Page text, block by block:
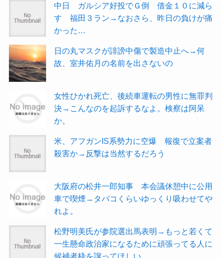
中日 ガルシア好投でＧ倒 借金１０に減ら
す 福田３ラン→なおさら、昨日の負けが痛
かった…
日の丸マスクが誹謗中傷で製造中止へ→何
故、室井佑月の名前を出さないの
女性ひかれ死亡、後続車運転の男性に無罪判
決→こんなのを起訴するなよ。検察は阿呆
か。
米、アフガンIS系勢力に空爆 報復で立案者
殺害か→反撃は当然するだろう
大阪府の松井一郎知事 本会議休憩中に公用
車で喫煙→タバコくらいゆっくり吸わせてや
れよ。
松野明美氏が参院選出馬表明→もっと若くて
一生懸命政治家になるために頑張ってる人に
候補者枠を譲ってほしい。